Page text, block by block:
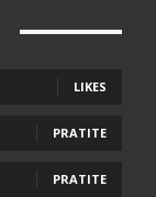
LIKES
PRATITE
PRATITE